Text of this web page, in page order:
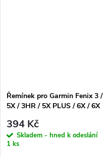
Řemínek pro Garmin Fenix 3 /
5X / 3HR / 5X PLUS / 6X / 6X
Iconband Pro Black/Red
394 Kč
Skladem - hned k odeslání
1 ks